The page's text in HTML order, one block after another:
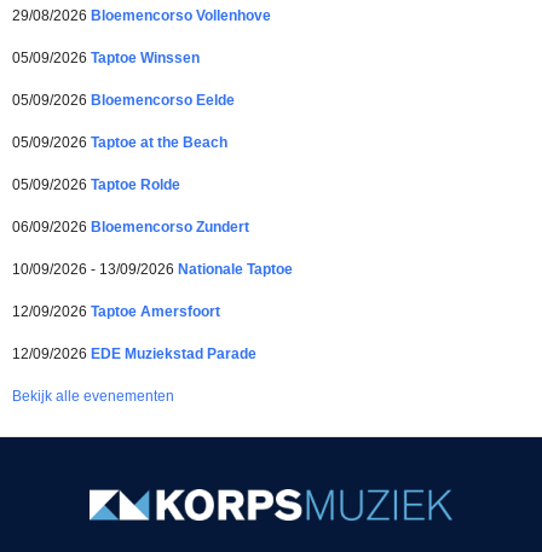
29/08/2026 Bloemencorso Vollenhove
05/09/2026 Taptoe Winssen
05/09/2026 Bloemencorso Eelde
05/09/2026 Taptoe at the Beach
05/09/2026 Taptoe Rolde
06/09/2026 Bloemencorso Zundert
10/09/2026 - 13/09/2026 Nationale Taptoe
12/09/2026 Taptoe Amersfoort
12/09/2026 EDE Muziekstad Parade
Bekijk alle evenementen